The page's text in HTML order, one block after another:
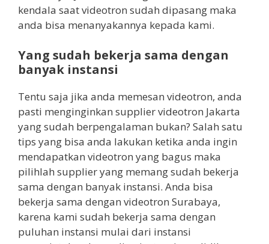
kendala saat videotron sudah dipasang maka
anda bisa menanyakannya kepada kami.
Yang sudah bekerja sama dengan
banyak instansi
Tentu saja jika anda memesan videotron, anda
pasti menginginkan supplier videotron Jakarta
yang sudah berpengalaman bukan? Salah satu
tips yang bisa anda lakukan ketika anda ingin
mendapatkan videotron yang bagus maka
pilihlah supplier yang memang sudah bekerja
sama dengan banyak instansi. Anda bisa
bekerja sama dengan videotron Surabaya,
karena kami sudah bekerja sama dengan
puluhan instansi mulai dari instansi